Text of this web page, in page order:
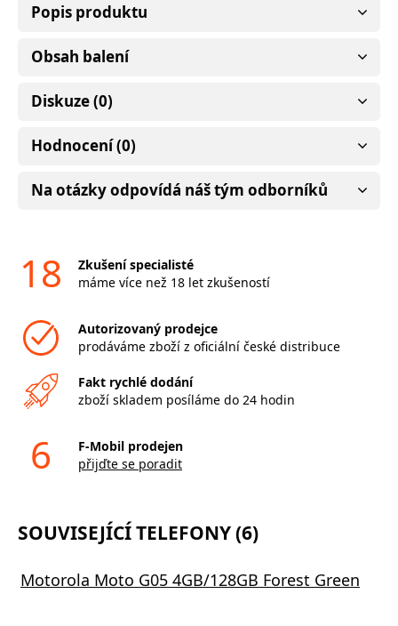
Popis produktu
Obsah balení
Diskuze (0)
Hodnocení (0)
Na otázky odpovídá náš tým odborníků
18
Zkušení specialisté
máme více než 18 let zkušeností
Autorizovaný prodejce
prodáváme zboží z oficiální české distribuce
Fakt rychlé dodání
zboží skladem posíláme do 24 hodin
6
F-Mobil prodejen
přijďte se poradit
SOUVISEJÍCÍ TELEFONY (6)
Motorola Moto G05 4GB/128GB Forest Green